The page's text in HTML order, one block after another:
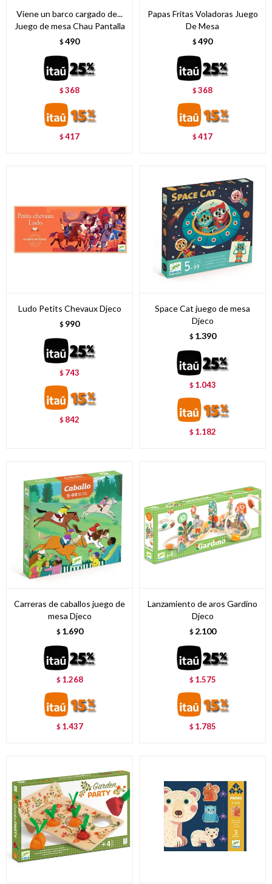
Viene un barco cargado de...
Juego de mesa Chau Pantalla
$ 490
$368
$417
Papas Fritas Voladoras Juego
De Mesa
$ 490
$368
$417
Ludo Petits Chevaux Djeco
$ 990
$ 743
$ 842
Space Cat juego de mesa
Djeco
$ 1.390
$ 1.043
$ 1.182
Carreras de caballos juego de
mesa Djeco
$ 1.690
$ 1.268
$ 1.437
Lanzamiento de aros Gardino
Djeco
$ 2.100
$ 1.575
$ 1.785